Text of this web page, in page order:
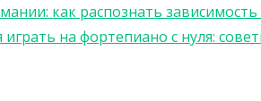
как распознать
играть на фортепиано с нуля: